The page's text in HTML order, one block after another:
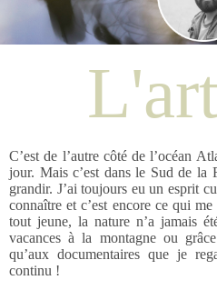
C’est de l’autre côté de l’océan
jour. Mais c’est dans le Sud de la
grandir. J’ai toujours eu un esprit
connaître et c’est encore ce qui
tout jeune, la nature n’a jamais
vacances à la montagne ou
qu’aux documentaires que je
continu !